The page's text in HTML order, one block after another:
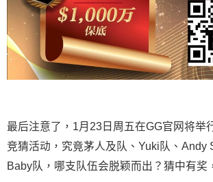
最后注意了，1月23日周五在GG官网将举
竞猜活动，究竟茅人及队、Yuki队、Andy
Baby队，哪支队伍会脱颖而出？猜中有奖